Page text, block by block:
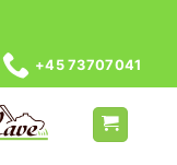
+45 73707041